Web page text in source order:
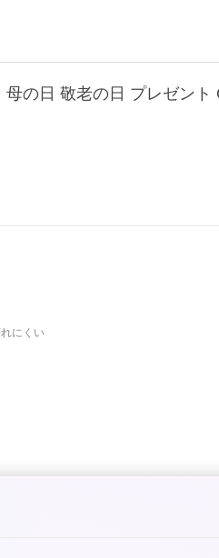
の日 敬老の日 プレゼント
にくい